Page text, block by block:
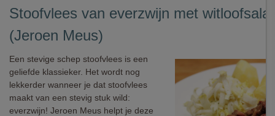
Stoofvlees van everzwijn met
(Jeroen Meus)
Een stevige schep stoofvlees is een
geliefde klassieker. Het wordt nog
lekkerder wanneer je dat stoofvlees
maakt van een stevig stuk wild:
everzwijn! Jeroen Meus helpt je deze